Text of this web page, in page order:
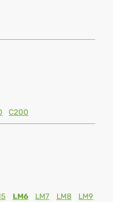
C200
LM6 LM7 LM8
LM9